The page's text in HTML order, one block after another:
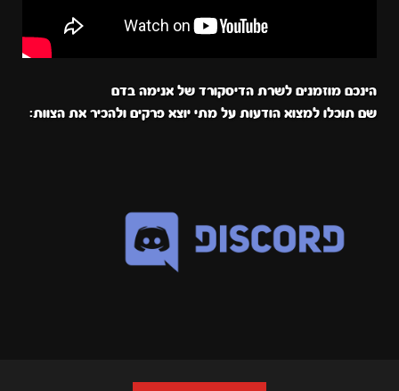
הינכם מוזמנים לשרת הדיסקורד של אנימה בדם
שם תוכלו למצוא הודעות על מתי יוצא פרקים ולהכיר את הצוות: